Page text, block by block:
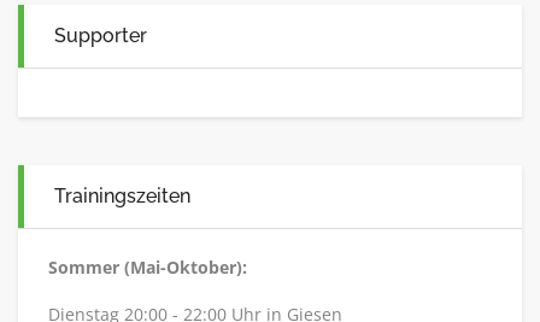
Supporter
Trainingszeiten
Sommer (Mai-Oktober):
Dienstag 20:00 - 22:00 Uhr in Giesen